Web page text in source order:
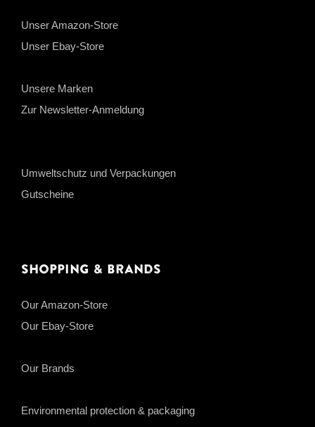
Unser Amazon-Store
Unser Ebay-Store
Unsere Marken
Zur Newsletter-Anmeldung
Umweltschutz und Verpackungen
Gutscheine
Shopping & Brands
Our Amazon-Store
Our Ebay-Store
Our Brands
Environmental protection & packaging